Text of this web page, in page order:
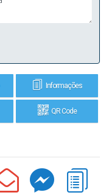
Informações
QR Code